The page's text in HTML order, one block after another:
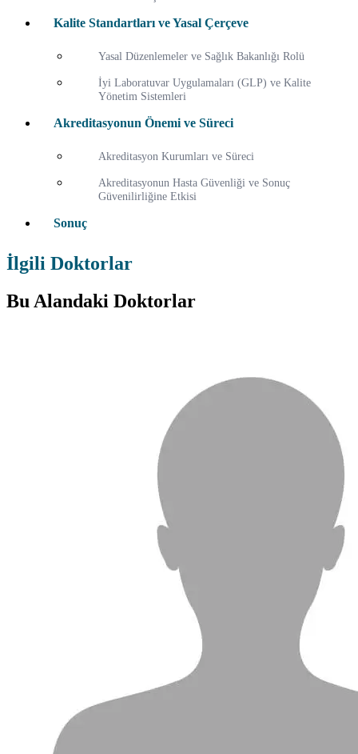
Kalite Standartları ve Yasal Çerçeve
Yasal Düzenlemeler ve Sağlık Bakanlığı Rolü
İyi Laboratuvar Uygulamaları (GLP) ve Kalite
Yönetim Sistemleri
Akreditasyonun Önemi ve Süreci
Akreditasyon Kurumları ve Süreci
Akreditasyonun Hasta Güvenliği ve Sonuç
Güvenilirliğine Etkisi
Sonuç
İlgili Doktorlar
Bu Alandaki Doktorlar